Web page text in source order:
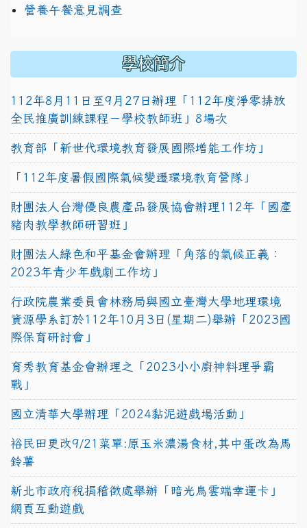
營養午餐意見調查
學校簡介
112年8月11日至9月27日辦理「112年度淨零排放
全民推廣訓練課程－學校教師班」8場次
教育部「新世代環境教育發展國際增能工作坊」
「112年度暑假國際氣候變遷環境教育營隊」
財團法人台灣優良農產品發展協會辦理112年「國產
豬肉教學教師研習班」
財團法人綠色和平基金會辦理「角落的氣候正義：
2023年青少年戲劇工作坊」
行政院農業委員會林務局與國立臺灣大學地理環境
資源學系訂於112年10月3日(星期二)舉辦「2023國
際保育研討會」
育秀教育基金會辦理之「2023小小廚神料理爭霸
戰」
國立清華大學辦理「2024黏泥遊戲場活動」
裕民田更改9/21菜單:原玉米濃湯食材,其中蛋改為馬
鈴薯
新北市政府稅捐稽徵處舉辦「暗光鳥雲端幸運卡」
網頁互動遊戲